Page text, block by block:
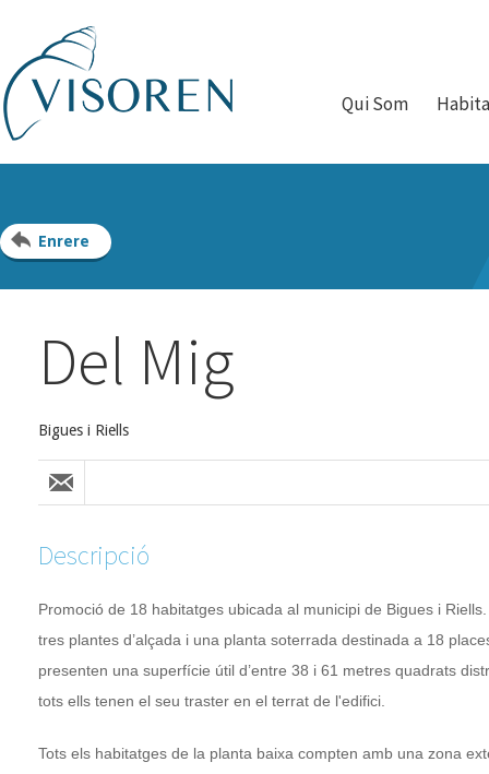
Qui Som
Enrere
Del Mig
Bigues i Riells
Descripció
Promoció de 18 habitatges ubicada al municipi de Bigues i
tres plantes d’alçada i una planta soterrada destinada a 18
presenten una superfície útil d’entre 38 i 61 metres quadrats
tots ells tenen el seu traster en el terrat de l'edifici.
Tots els habitatges de la planta baixa compten amb una zona